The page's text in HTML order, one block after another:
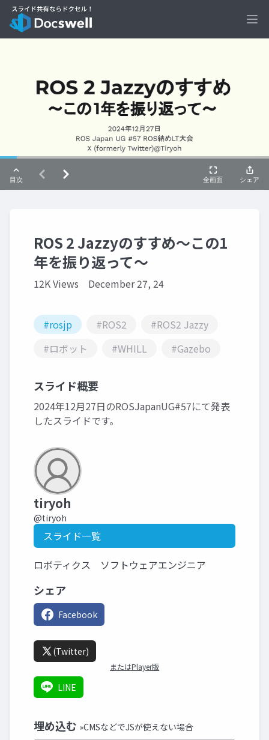
ROS 2 Jazzyのすすめ〜この1
年を振り返って〜
12K Views December 27, 24
#rosjp #ROS2
#ROS2 Jazzy
#ロボット
#WHILL #Gazebo
スライド概要
2024年12月27日のROSJapanUG#57にて発表
したスライドです。
tiryoh
@tiryoh
スライド一覧
ロボティクス ソフトウェアエンジニア
シェア
Facebook
(Twitter)
またはPlayer版
LINE
埋め込む »CMSなどでJSが使えない場合